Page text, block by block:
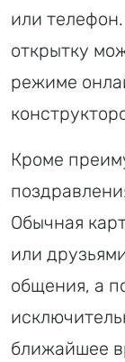
или
открытку
режиме
Кроме
Обычная
или
общения, а
ближайшее